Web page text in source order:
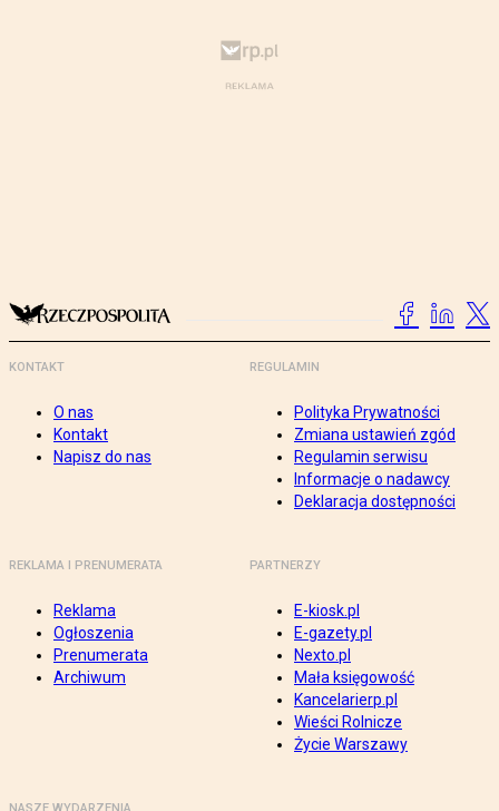
KONTAKT
O nas
Kontakt
Napisz do nas
REGULAMIN
Polityka Prywatności
Zmiana ustawień zgód
Regulamin serwisu
Informacje o nadawcy
Deklaracja dostępności
REKLAMA I PRENUMERATA
Reklama
Ogłoszenia
Prenumerata
Archiwum
PARTNERZY
E-kiosk.pl
E-gazety.pl
Nexto.pl
Mała księgowość
Kancelarierp.pl
Wieści Rolnicze
Życie Warszawy